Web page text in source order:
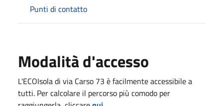
Punti di contatto
Modalità d'accesso
L'ECOIsola di via Carso 73 è facilmente accessibile a
tutti. Per calcolare il percorso più comodo per